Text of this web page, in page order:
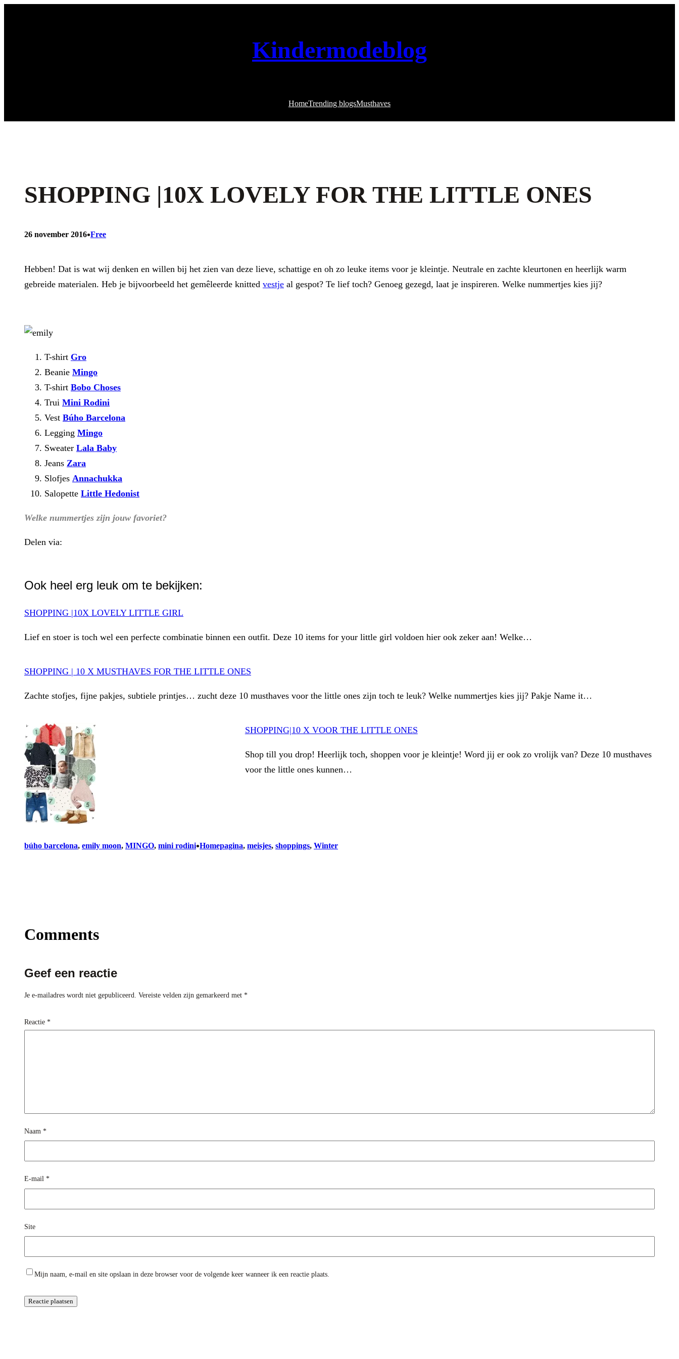
Kindermodeblog
HomeTrending blogsMusthaves
SHOPPING |10X LOVELY FOR THE LITTLE ONES
26 november 2016•Free
Hebben! Dat is wat wij denken en willen bij het zien van deze lieve, schattige en oh zo leuke items voor je kleintje. Neutrale en zachte kleurtonen en heerlijk warm
gebreide materialen. Heb je bijvoorbeeld het gemêleerde knitted vestje al gespot? Te lief toch? Genoeg gezegd, laat je inspireren. Welke nummertjes kies jij?
T-shirt Gro
Beanie Mingo
T-shirt Bobo Choses
Trui Mini Rodini
Vest Búho Barcelona
Legging Mingo
Sweater Lala Baby
Jeans Zara
Slofjes Annachukka
Salopette Little Hedonist
Welke nummertjes zijn jouw favoriet?
Delen via:
Ook heel erg leuk om te bekijken:
SHOPPING |10X LOVELY LITTLE GIRL
Lief en stoer is toch wel een perfecte combinatie binnen een outfit. Deze 10 items for your little girl voldoen hier ook zeker aan! Welke…
SHOPPING | 10 X MUSTHAVES FOR THE LITTLE ONES
Zachte stofjes, fijne pakjes, subtiele printjes… zucht deze 10 musthaves voor the little ones zijn toch te leuk? Welke nummertjes kies jij? Pakje Name it…
SHOPPING|10 X VOOR THE LITTLE ONES
Shop till you drop! Heerlijk toch, shoppen voor je kleintje! Word jij er ook zo vrolijk van? Deze 10 musthaves
voor the little ones kunnen…
búho barcelona, emily moon, MINGO, mini rodini•Homepagina, meisjes, shoppings, Winter
Comments
Geef een reactie
Je e-mailadres wordt niet gepubliceerd. Vereiste velden zijn gemarkeerd met *
Reactie *
Naam *
E-mail *
Site
Mijn naam, e-mail en site opslaan in deze browser voor de volgende keer wanneer ik een reactie plaats.